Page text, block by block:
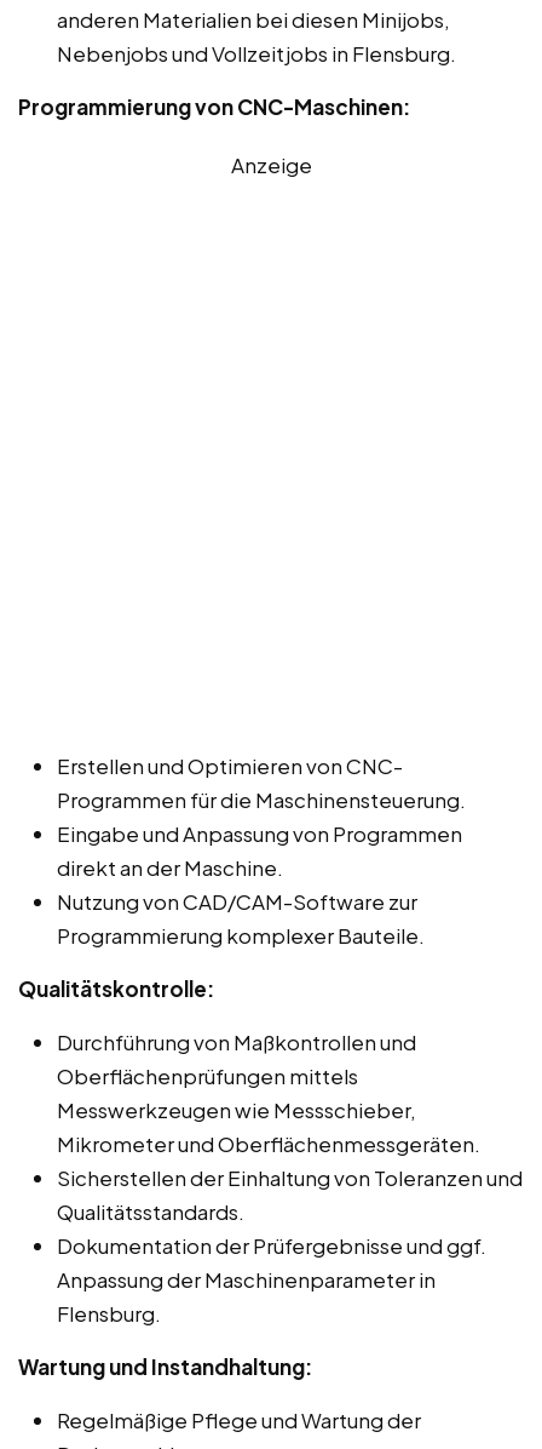
anderen Materialien bei diesen Minijobs,
Nebenjobs und Vollzeitjobs in Flensburg.
Programmierung von CNC-Maschinen:
Anzeige
Erstellen und Optimieren von CNC-
Programmen für die Maschinensteuerung.
Eingabe und Anpassung von Programmen
direkt an der Maschine.
Nutzung von CAD/CAM-Software zur
Programmierung komplexer Bauteile.
Qualitätskontrolle:
Durchführung von Maßkontrollen und
Oberflächenprüfungen mittels
Messwerkzeugen wie Messschieber,
Mikrometer und Oberflächenmessgeräten.
Sicherstellen der Einhaltung von Toleranzen und
Qualitätsstandards.
Dokumentation der Prüfergebnisse und ggf.
Anpassung der Maschinenparameter in
Flensburg.
Wartung und Instandhaltung:
Regelmäßige Pflege und Wartung der